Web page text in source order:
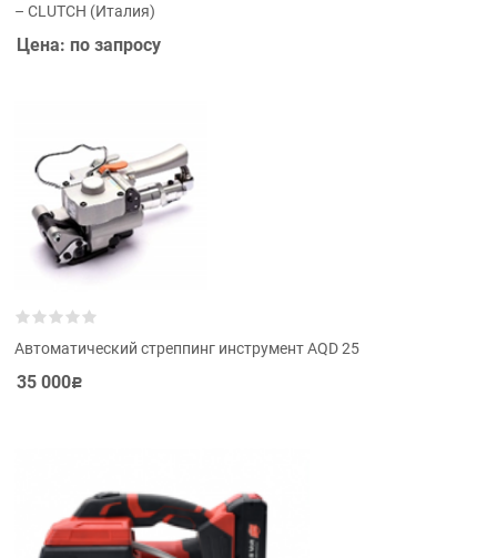
– CLUTCH (Италия)
Цена: по запросу
Автоматический стреппинг инструмент AQD 25
35 000Р